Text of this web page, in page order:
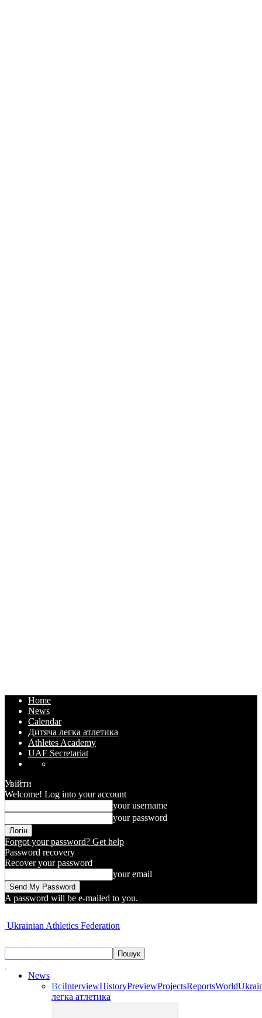
Home
News
Calendar
Дитяча легка атлетика
Athletes Academy
UAF Secretariat
Увійти
Welcome! Log into your account
your username
your password
Forgot your password? Get help
Password recovery
Recover your password
your email
A password will be e-mailed to you.
Ukrainian Athletics Federation
News
ВсіInterviewHistoryPreviewProjectsReportsWorld
легка атлетика